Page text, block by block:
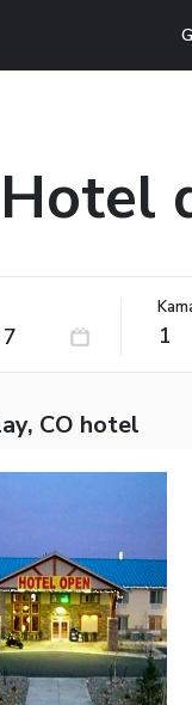
Hotel
1
CO hotel